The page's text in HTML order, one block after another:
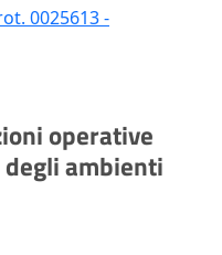
0025613 -
operative
ambienti